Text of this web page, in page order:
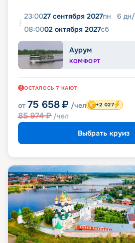
23:0027 сентября 2027пн 6 дн/
08:0002 октября 2027сб
Аурум
КОМФОРТ
ОСТАЛОСЬ 7 КАЮТ
от 75 658 ₽ /чел
85 974₽ /чел
+2 027
Выбрать круиз